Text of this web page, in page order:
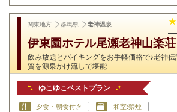
関東地方 群馬県 老神温泉
伊東園ホテル尾瀬老神山楽荘
飲み放題とバイキングをお手軽価格で♪老神
質を源泉かけ流しで堪能
ゆこゆこベストプラン
夕食・朝食付き 和室:禁煙